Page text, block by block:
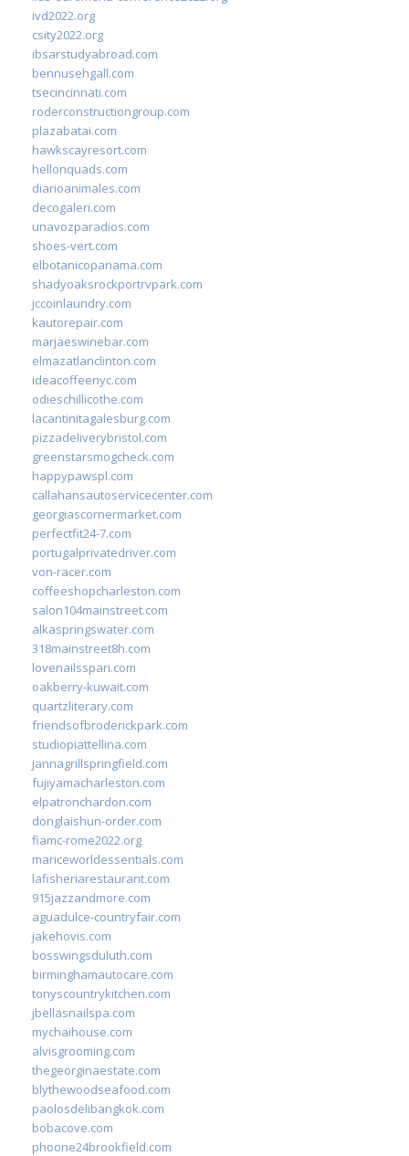
ivd2022.org
csity2022.org
ibsarstudyabroad.com
bennusehgall.com
tsecincinnati.com
roderconstructiongroup.com
plazabatai.com
hawkscayresort.com
hellonquads.com
diarioanimales.com
decogaleri.com
unavozparadios.com
shoes-vert.com
elbotanicopanama.com
shadyoaksrockportrvpark.com
jccoinlaundry.com
kautorepair.com
marjaeswinebar.com
elmazatlanclinton.com
ideacoffeenyc.com
odieschillicothe.com
lacantinitagalesburg.com
pizzadeliverybristol.com
greenstarsmogcheck.com
happypawspl.com
callahansautoservicecenter.com
georgiascornermarket.com
perfectfit24-7.com
portugalprivatedriver.com
von-racer.com
coffeeshopcharleston.com
salon104mainstreet.com
alkaspringswater.com
318mainstreet8h.com
lovenailsspari.com
oakberry-kuwait.com
quartzliterary.com
friendsofbroderickpark.com
studiopiattellina.com
jannagrillspringfield.com
fujiyamacharleston.com
elpatronchardon.com
donglaishun-order.com
fiamc-rome2022.org
mariceworldessentials.com
lafisheriarestaurant.com
915jazzandmore.com
aguadulce-countryfair.com
jakehovis.com
bosswingsduluth.com
birminghamautocare.com
tonyscountrykitchen.com
jbellasnailspa.com
mychaihouse.com
alvisgrooming.com
thegeorginaestate.com
blythewoodseafood.com
paolosdelibangkok.com
bobacove.com
phoone24brookfield.com